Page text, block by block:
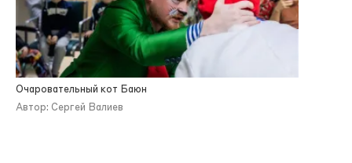
Очаровательный кот Баюн
Автор: Сергей Валиев